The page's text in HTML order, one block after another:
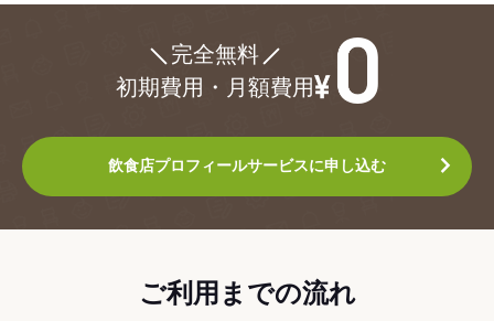
完全無料
初期費用・月額費用
飲食店プロフィールサービスに申し込む
ご利用までの流れ